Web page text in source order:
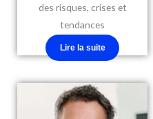
des risques, crises et
tendances
Lire la suite